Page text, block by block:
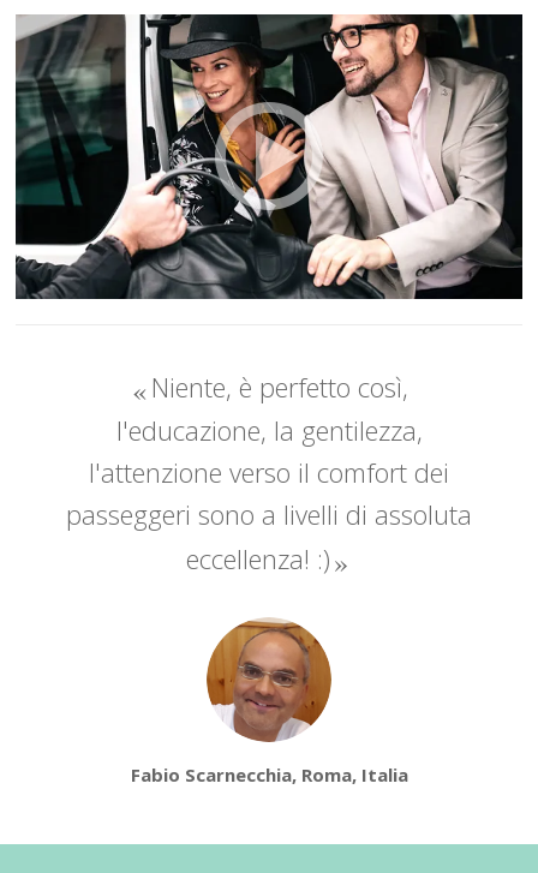
Niente, è perfetto così,
l'educazione, la gentilezza,
l'attenzione verso il comfort dei
passeggeri sono a livelli di assoluta
eccellenza! :)
Fabio Scarnecchia, Roma, Italia